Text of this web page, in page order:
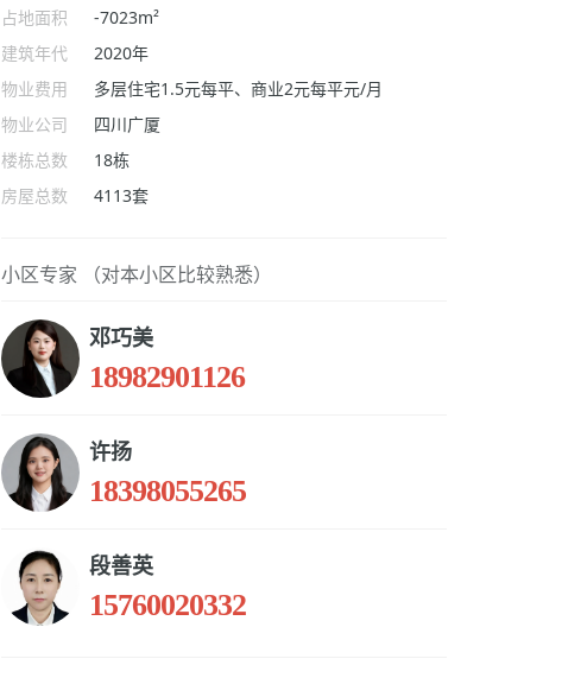
占地面积
-7023m²
建筑年代
2020年
物业费用
多层住宅1.5元每平、商业2元每平元/月
物业公司
四川广厦
楼栋总数
18栋
房屋总数
4113套
小区专家 （对本小区比较熟悉）
邓巧美
18982901126
许扬
18398055265
段善英
15760020332